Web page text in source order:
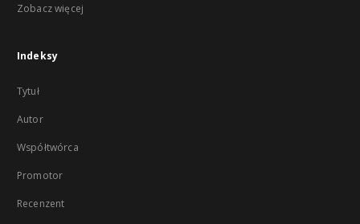
Zobacz więcej
Indeksy
Tytuł
Autor
Współtwórca
Promotor
Recenzent